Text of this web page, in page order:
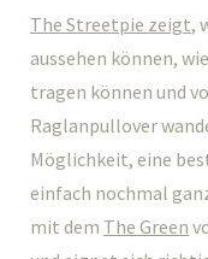
The Streetpie zeigt,
aussehen können,
tragen können und
Raglanpullover
Möglichkeit, eine
einfach nochmal
mit dem The Green